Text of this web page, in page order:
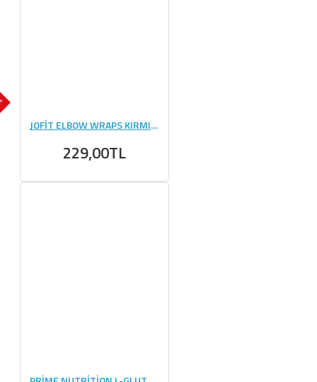
JOFİT ELBOW WRAPS KIRMIZI - SİYAH
229,00TL